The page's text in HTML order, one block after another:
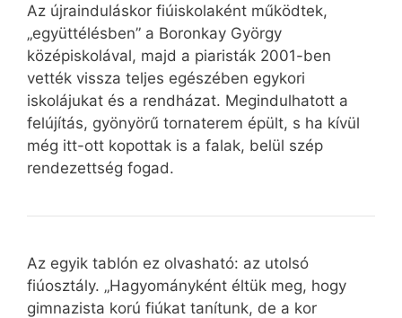
Az újrainduláskor fiúiskolaként működtek,
„együttélésben” a Boronkay György
középiskolával, majd a piaristák 2001-ben
vették vissza teljes egészében egykori
iskolájukat és a rendházat. Megindulhatott a
felújítás, gyönyörű tornaterem épült, s ha kívül
még itt-ott kopottak is a falak, belül szép
rendezettség fogad.
Az egyik tablón ez olvasható: az utolsó
fiúosztály. „Hagyományként éltük meg, hogy
gimnazista korú fiúkat tanítunk, de a kor